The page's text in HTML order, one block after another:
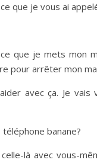
que je vous ai
que je mets mon
pour arrêter mon
avec ça. Je
banane?
là avec vous-